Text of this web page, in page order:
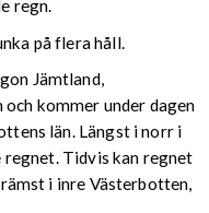
regn.
på flera håll.
Jämtland,
kommer under dagen
län. Längst i norr i
Tidvis kan regnet
i inre Västerbotten,